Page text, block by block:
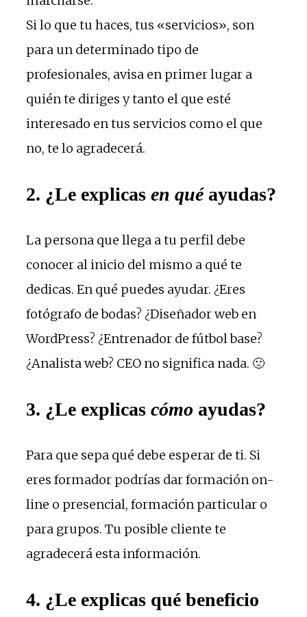
Si lo que tu haces, tus «servicios», son
para un determinado tipo de
profesionales, avisa en primer lugar a
quién te diriges y tanto el que esté
interesado en tus servicios como el que
no, te lo agradecerá.
2. ¿Le explicas en quéayudas?
La persona que llega a tu perfil debe
conocer al inicio del mismo a qué te
dedicas. En qué puedes ayudar. ¿Eres
fotógrafo de bodas? ¿Diseñador web en
WordPress? ¿Entrenador de fútbol base?
¿Analista web? CEO no significa nada. 🙁
3. ¿Le explicas cómo ayudas?
Para que sepa qué debe esperar de ti. Si
eres formador podrías dar formación on-
line o presencial, formación particular o
para grupos. Tu posible cliente te
agradecerá esta información.
4. ¿Le explicas qué beneficio